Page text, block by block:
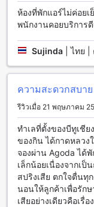
เมตร มีเตียงเดี่ยว
การจองห้องพักเหล่
สบายและไม่ยุ่งยาก
การจองห้องพักที่
เลือกห้องพักที่ตรงตา
สะดวกสบาย
ใจกลางเมืองในเชีย
บัดเจ็ท โฮเทล
ใจกลางเมืองในเชี
บรรยากาศเมืองเล็ก
เชียงราย ไนท์ บาร์
เมืองเชียงราย ทำใ
สำคัญได้อย่างง่ายด
และทันสมัย ที่นี่คุณจะ
ตัว ทำให้คุณสามารถ
ห้องที่พักแอร์ไม่ค่อยเ
พนักงานคอยบริการ
Sujinda |ไทย |
ความสะดวกสบาย
รีวิวเมื่อ 21 พฤษภาคม
ทำเลที่ตั้งของบีทูเชี
ของกิน ได้กาดหลวง
จองผ่าน Agoda ได้
เล็กน้อยเนื่องจากเป็
สปริงเสีย ตกใจตื่นทุ
นอนให้ลูกค้าเพื่อรัก
เสียอย่างเดียวคือเรื่อ